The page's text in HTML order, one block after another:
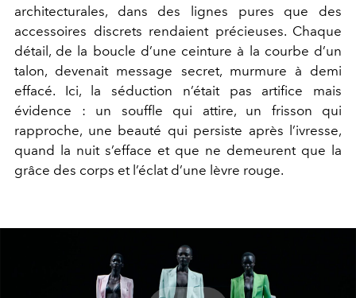
architecturales, dans des lignes pures que des
accessoires discrets rendaient précieuses. Chaque
détail, de la boucle d’une ceinture à la courbe d’un
talon, devenait message secret, murmure à demi
effacé. Ici, la séduction n’était pas artifice mais
évidence : un souffle qui attire, un frisson qui
rapproche, une beauté qui persiste après l’ivresse,
quand la nuit s’efface et que ne demeurent que la
grâce des corps et l’éclat d’une lèvre rouge.